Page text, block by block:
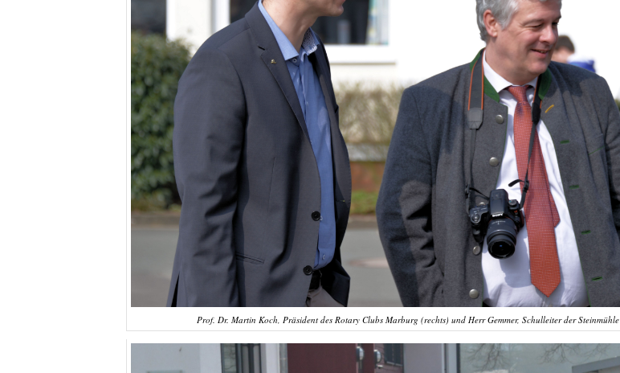
Prof. Dr. Martin Koch, Präsident des Rotary Clubs Marburg (rechts) und Herr Gemmer, Schulleiter der Steinmühle